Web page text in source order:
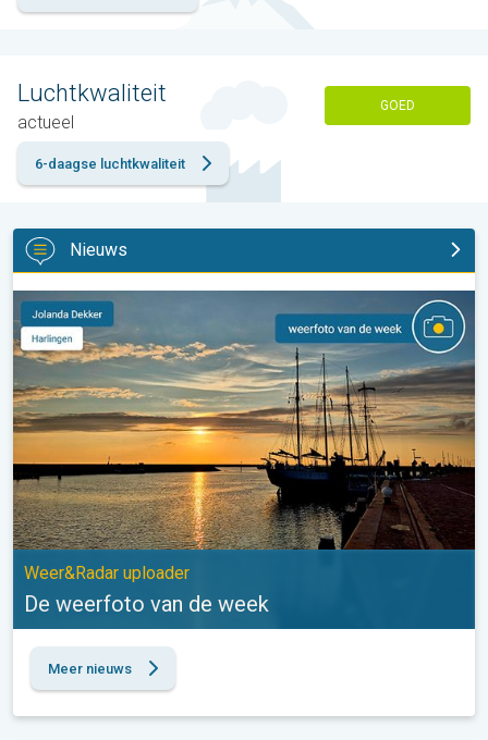
Luchtkwaliteit
actueel
GOED
6-daagse luchtkwaliteit
Nieuws
De weerfoto van de week. Weer&Radar uploader. . .
Weer&Radar uploader
De weerfoto van de week
Meer nieuws